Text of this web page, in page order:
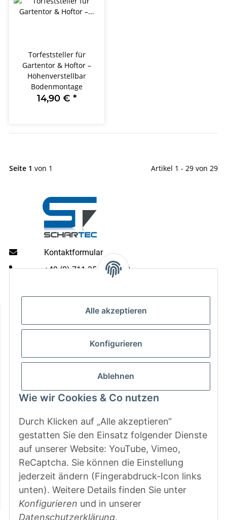
Alle akzeptieren
Konfigurieren
Ablehnen
Wie wir Cookies & Co nutzen
Durch Klicken auf „Alle akzeptieren“
gestatten Sie den Einsatz folgender Dienste
auf unserer Website: YouTube, Vimeo,
ReCaptcha. Sie können die Einstellung
jederzeit ändern (Fingerabdruck-Icon links
unten). Weitere Details finden Sie unter
Konfigurieren und in unserer
Datenschutzerklärung.
Torfeststeller für
Gartentor & Hoftor –
Höhenverstellbar
Bodenmontage
14,90 € *
Seite 1 von 1 Artikel 1 - 29 von 29
Kontaktformular
+49 (0) 711 35 13 16 00
Gesetzliche Informationen